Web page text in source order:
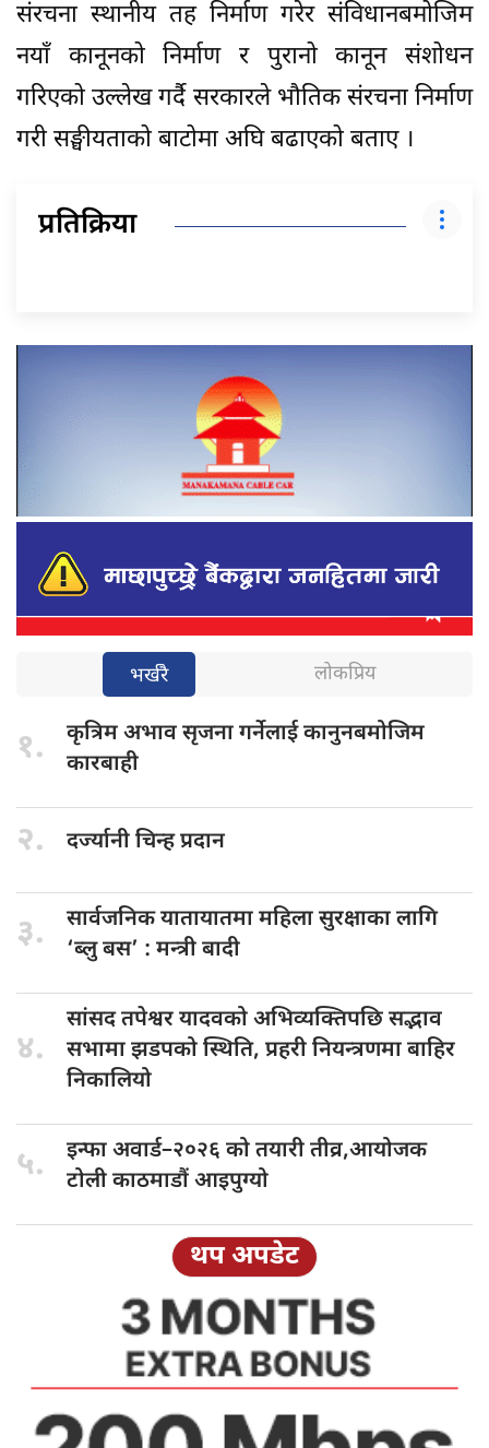
संरचना स्थानीय तह निर्माण गरेर संविधानबमोजिम
नयाँ कानूनको निर्माण र पुरानो कानून संशोधन
गरिएको उल्लेख गर्दै सरकारले भौतिक संरचना निर्माण
गरी सङ्घीयताको बाटोमा अघि बढाएको बताए ।
प्रतिक्रिया
भर्खरै लोकप्रिय
१. कृत्रिम अभावसृजना गर्नेलाई कानुनबमोजिम
कारबाही
२. दर्ज्यानी चिन्हप्रदान
३. सार्वजनिक यातायातमामहिला सुरक्षाका लागि
‘ब्लु बस’ : मन्त्री बादी
४.
सांसद तपेश्वरयादवको अभिव्यक्तिपछि सद्भाव
सभामा झडपको स्थिति, प्रहरी नियन्त्रणमा बाहिर
निकालियो
५. इन्फा अवार्ड–२०२६ को तयारी तीव्र,आयोजक
टोली काठमाडौं आइपुग्यो
थप अपडेट